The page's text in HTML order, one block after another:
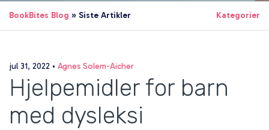
BookBites Blog » Siste Artikler Kategorier
jul 31, 2022 • Agnes Solem-Aicher
Hjelpemidler for barn
med dysleksi